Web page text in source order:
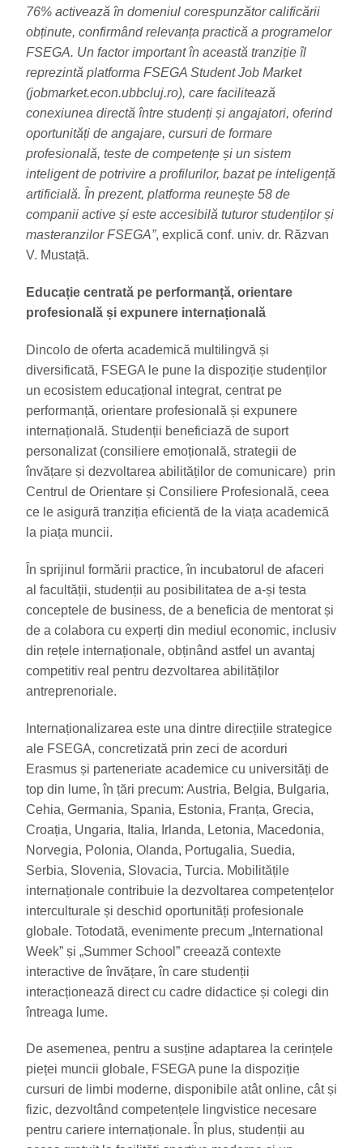
76% activează în domeniul corespunzător calificării
obținute, confirmând relevanța practică a programelor
FSEGA. Un factor important în această tranziție îl
reprezintă platforma FSEGA Student Job Market
(jobmarket.econ.ubbcluj.ro), care facilitează
conexiunea directă între studenți și angajatori, oferind
oportunități de angajare, cursuri de formare
profesională, teste de competențe și un sistem
inteligent de potrivire a profilurilor, bazat pe inteligență
artificială. În prezent, platforma reunește 58 de
companii active și este accesibilă tuturor studenților și
masteranzilor FSEGA”, explică conf. univ. dr. Răzvan
V. Mustață.
Educație centrată pe performanță, orientare
profesională și expunere internațională
Dincolo de oferta academică multilingvă și
diversificată, FSEGA le pune la dispoziție studenților
un ecosistem educațional integrat, centrat pe
performanță, orientare profesională și expunere
internațională. Studenții beneficiază de suport
personalizat (consiliere emoțională, strategii de
învățare și dezvoltarea abilităților de comunicare) prin
Centrul de Orientare și Consiliere Profesională, ceea
ce le asigură tranziția eficientă de la viața academică
la piața muncii.
În sprijinul formării practice, în incubatorul de afaceri
al facultății, studenții au posibilitatea de a-și testa
conceptele de business, de a beneficia de mentorat și
de a colabora cu experți din mediul economic, inclusiv
din rețele internaționale, obținând astfel un avantaj
competitiv real pentru dezvoltarea abilităților
antreprenoriale.
Internaționalizarea este una dintre direcțiile strategice
ale FSEGA, concretizată prin zeci de acorduri
Erasmus și parteneriate academice cu universități de
top din lume, în țări precum: Austria, Belgia, Bulgaria,
Cehia, Germania, Spania, Estonia, Franța, Grecia,
Croația, Ungaria, Italia, Irlanda, Letonia, Macedonia,
Norvegia, Polonia, Olanda, Portugalia, Suedia,
Serbia, Slovenia, Slovacia, Turcia. Mobilitățile
internaționale contribuie la dezvoltarea competențelor
interculturale și deschid oportunități profesionale
globale. Totodată, evenimente precum „International
Week” și „Summer School” creează contexte
interactive de învățare, în care studenții
interacționează direct cu cadre didactice și colegi din
întreaga lume.
De asemenea, pentru a susține adaptarea la cerințele
pieței muncii globale, FSEGA pune la dispoziție
cursuri de limbi moderne, disponibile atât online, cât și
fizic, dezvoltând competențele lingvistice necesare
pentru cariere internaționale. În plus, studenții au